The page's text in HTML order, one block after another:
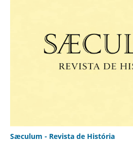
Sæculum - Revista de História